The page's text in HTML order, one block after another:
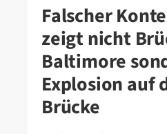
Falscher
zeigt nicht
Baltimore
Explosion auf
Brücke